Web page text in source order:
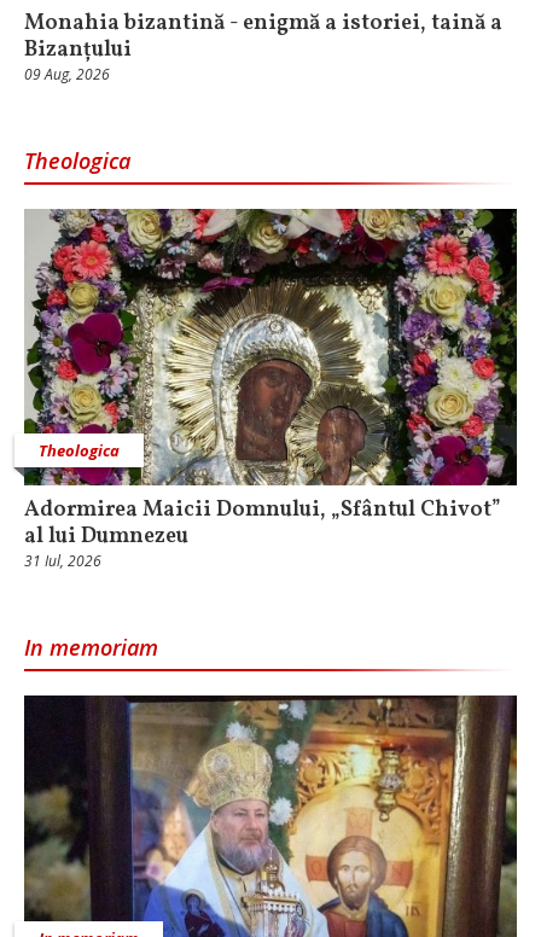
Monahia bizantină - enigmă a istoriei, taină a
Bizanțului
09 Aug, 2026
Theologica
Theologica
Adormirea Maicii Domnului, „Sfântul Chivot”
al lui Dumnezeu
31 Iul, 2026
In memoriam